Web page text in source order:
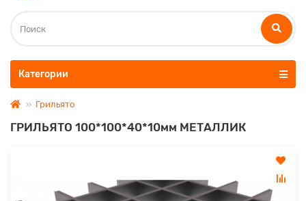
Категории
Грильято
ГРИЛЬЯТО 100*100*40*10мм МЕТАЛЛИК